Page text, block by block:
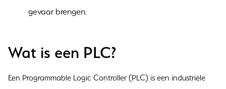
gevaar brengen.
Wat is een PLC?
Een Programmable Logic Controller (PLC) is een industriële